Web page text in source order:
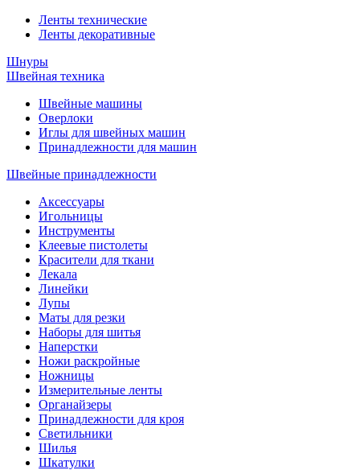
Ленты технические
Ленты декоративные
Шнуры
Швейная техника
Швейные машины
Оверлоки
Иглы для швейных машин
Принадлежности для машин
Швейные принадлежности
Аксессуары
Игольницы
Инструменты
Клеевые пистолеты
Красители для ткани
Лекала
Линейки
Лупы
Маты для резки
Наборы для шитья
Наперстки
Ножи раскройные
Ножницы
Измерительные ленты
Органайзеры
Принадлежности для кроя
Светильники
Шилья
Шкатулки